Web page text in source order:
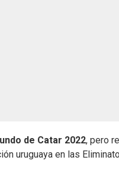
de Catar 2022, pero
uruguaya en las